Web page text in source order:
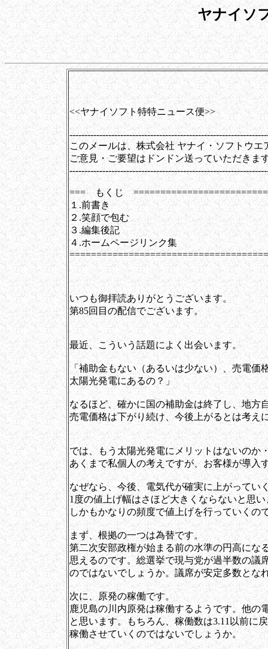
ヤナイソ
第0085号（
<<ヤナイソフト特特ニュース便>>
このメールは、株式会社 ヤナイ・ソフトウ
ご意見・ご要望はドンドン送っていただきま
=== もくじ
１.前書き
２.笑顔で包む
３.編集後記
４.ホームページリンク集
いつも御拝読ありがとうございます。
第85回目の配信でございます。
最近、こういう話題によく出会います。
「補助金もない（あるいは少ない）、売電
太陽光発電にあるの？」
なるほど、確かに国の補助金は終了し、地方
売電価格は下がり続け、今後上がるとは考え
では、もう太陽光発電にメリットはないのか
あくまで私個人の考えですが、お客様が導入
なぜなら、今後、電気代が確実に上がってい
1度の値上げ幅はさほど大きくならないと思
しかもかなりの頻度で値上げを行っていくの
まず、根拠の一つは為替です。
第二次安部政権が始まる前の水準の円高にな
思えるのです。総選挙で現与党が過半数の議
のではないでしょうか。議席が安定多数とな
次に、原発の稼働です。
鹿児島の川内原発は稼働するようです。他の
と思います。もちろん、稼働数は3.11以前に
稼働させていくのではないでしょうか。